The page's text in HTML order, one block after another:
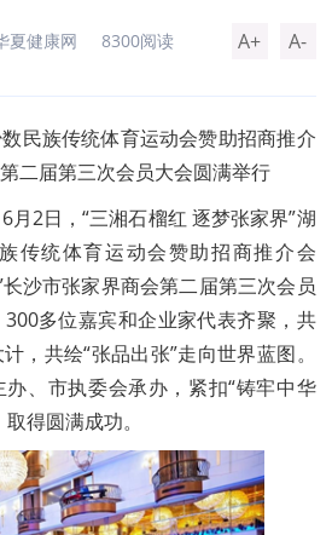
夏健康网 8300阅读 A+ A-
民族传统体育运动会赞助招商推介
二届第三次会员大会圆满举行
月2日，“三湘石榴红 逐梦张家界”湖
传统体育运动会赞助招商推介会
沙市张家界商会第二届第三次会员
多位嘉宾和企业家代表齐聚，共
，共绘“张品出张”走向世界蓝图。
、市执委会承办，紧扣“铸牢中华
得圆满成功。